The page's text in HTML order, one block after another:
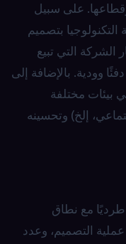
على سبيل
بتصميم
التي تبيع
وودية. بالإضافة إلى
بيئات مختلفة
إلخ) وتحسينه
مع نطاق
التصميم، وعدد